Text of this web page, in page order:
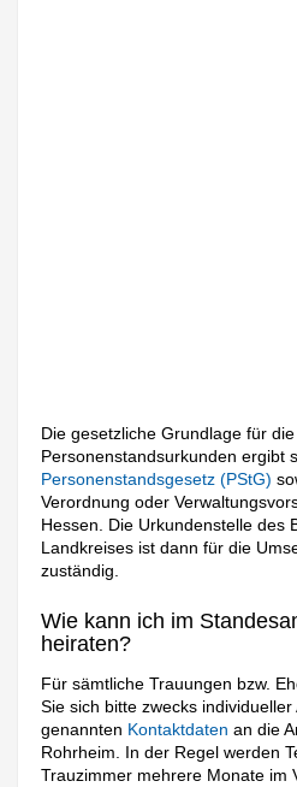
Die gesetzliche Grundlage für
Personenstandsurkunden ergibt
Personenstandsgesetz (PStG)
Verordnung oder
Hessen. Die Urkundenstelle des
Landkreises ist dann für die
zuständig.
Wie kann ich im
heiraten?
Für sämtliche Trauungen bzw.
Sie sich bitte zwecks
genannten Kontaktdaten an die
Rohrheim. In der Regel werden
Trauzimmer mehrere Monate im